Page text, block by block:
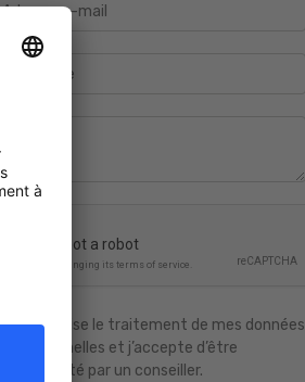
Adresse e-mail
Téléphone
J'autorise le traitement de mes données
personnelles et j’accepte d’être
contacté par un conseiller.